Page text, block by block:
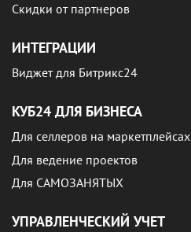
Скидки от партнеров
ИНТЕГРАЦИИ
Виджет для Битрикс24
КУБ24 ДЛЯ БИЗНЕСА
Для селлеров на маркетплейсах
Для ведение проектов
Для САМОЗАНЯТЫХ
УПРАВЛЕНЧЕСКИЙ УЧЕТ